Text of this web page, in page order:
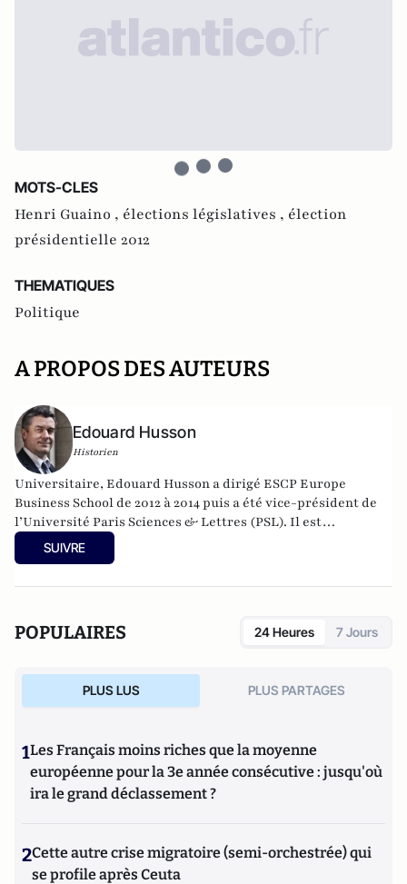
MOTS-CLES
Henri Guaino , élections législatives , élection
présidentielle 2012
THEMATIQUES
Politique
A PROPOS DES AUTEURS
Edouard Husson
Historien
Universitaire, Edouard Husson a dirigé ESCP Europe
Business School de 2012 à 2014puis a été vice-président de
l’Université Paris Sciences & Lettres (PSL). Il est
actuellement professeur à l’Institut Franco-Allemand
d’Etudes Européennes (à l’Université de Cergy-Pontoise).
d’ouvrages et de nombreux articles sur l’histoire de
mondialisations, l’histoire de la monnaie, l’histoire du
nazisme et des autres violences de masse au XXème siècle
ou l’histoire des relations internationales et des conflits
Benjamin Disraëli.
SUIVRE
POPULAIRES 24 Heures 7 Jours
PLUS LUS PLUS PARTAGES
1Les Français moins riches que la moyenne
européenne pour la 3e année consécutive : jusqu'où
ira le grand déclassement ?
2Cette autre crise migratoire (semi-orchestrée) qui
se profile après Ceuta